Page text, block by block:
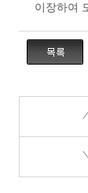
이장하여